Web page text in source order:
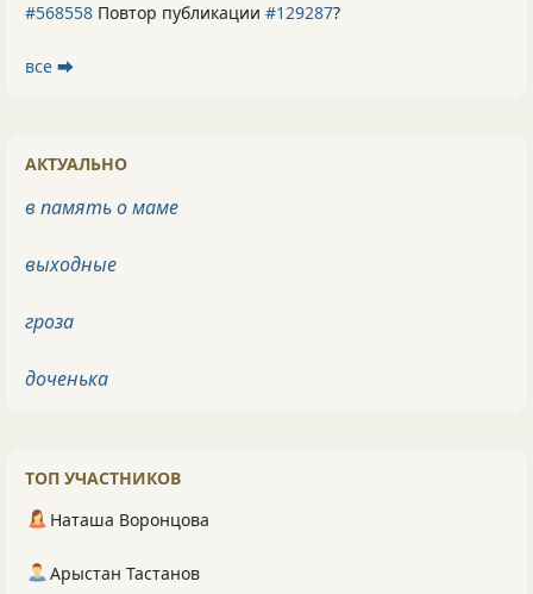
#568558 Повтор публикации #129287?
все ⮕
АКТУАЛЬНО
в память о маме
выходные
гроза
доченька
ТОП УЧАСТНИКОВ
Наташа Воронцова
Арыстан Тастанов